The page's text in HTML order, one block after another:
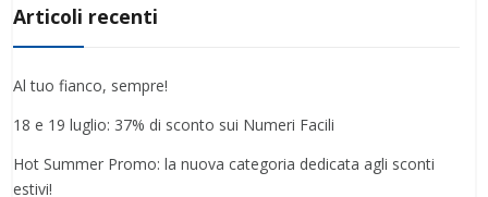
Articoli recenti
Al tuo fianco, sempre!
18 e 19 luglio: 37% di sconto sui Numeri Facili
Hot Summer Promo: la nuova categoria dedicata agli sconti
estivi!